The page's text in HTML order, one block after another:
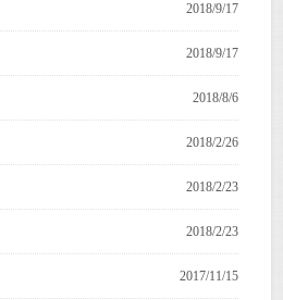
2018/9/17
2018/9/17
2018/8/6
2018/2/26
2018/2/23
2018/2/23
2017/11/15